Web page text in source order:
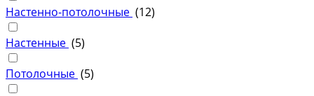
Настенно-потолочные (12)
Настенные (5)
Потолочные (5)